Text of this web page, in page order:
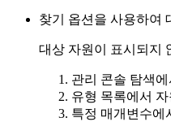
찾기 옵션을 사용하여
대상 자원이 표시되지
관리 콘솔 탐색에
유형 목록에서
특정 매개변수에